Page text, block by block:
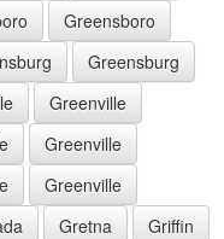
Greensboro
Greensburg
Greenville
Greenville
Greenville
Gretna
Griffin